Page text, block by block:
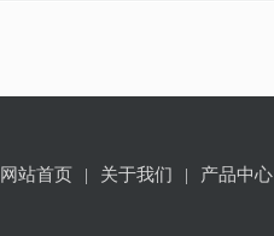
网站首页 | 关于我们 | 产品中心